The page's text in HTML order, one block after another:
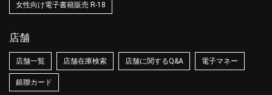
女性向け電子書籍販売 R-18
店舗
店舗一覧 店舗在庫検索 店舗に関するQ&A 電子マネー
銀聯カード